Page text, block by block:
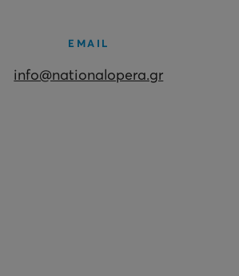
EMAIL
info@nationalopera.gr